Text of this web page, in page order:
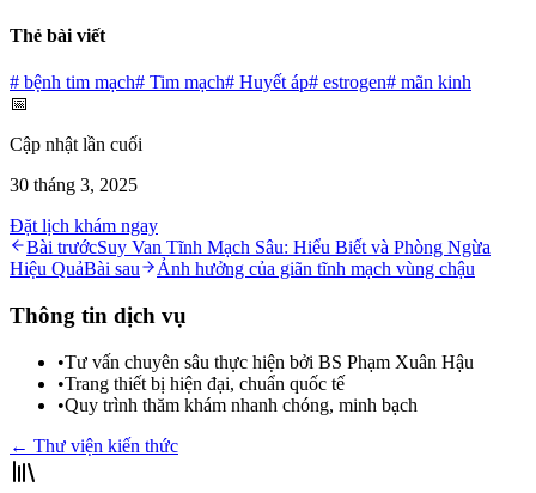
Thẻ bài viết
# bệnh tim mạch# Tim mạch# Huyết áp# estrogen# mãn kinh
📅
Cập nhật lần cuối
30 tháng 3, 2025
Đặt lịch khám ngay
Bài trướcSuy Van Tĩnh Mạch Sâu: Hiểu Biết và Phòng Ngừa
Hiệu QuảBài sau Ảnh hưởng của giãn tĩnh mạch vùng chậu
Thông tin dịch vụ
•Tư vấn chuyên sâu thực hiện bởi BS Phạm Xuân Hậu
•Trang thiết bị hiện đại, chuẩn quốc tế
•Quy trình thăm khám nhanh chóng, minh bạch
← Thư viện kiến thức